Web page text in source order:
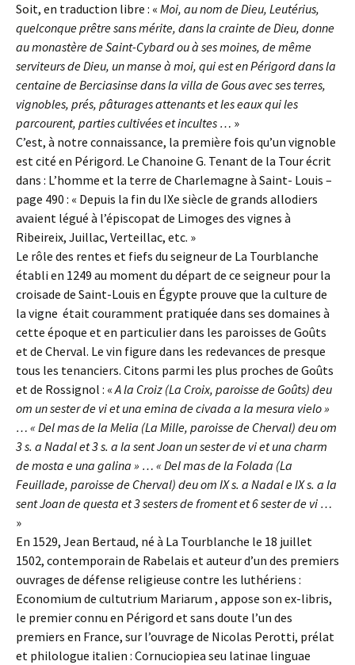
Soit, en traduction libre : « Moi, au nom de Dieu, Leutérius,
quelconque prêtre sans mérite, dans la crainte de Dieu, donne
au monastère de Saint-Cybard ou à ses moines, de même
serviteurs de Dieu, un manse à moi, qui est en Périgord dans la
centaine de Berciasinse dans la villa de Gous avec ses terres,
vignobles, prés, pâturages attenants et les eaux qui les
parcourent, parties cultivées et incultes … »
C’est, à notre connaissance, la première fois qu’un vignoble
est cité en Périgord. Le Chanoine G. Tenant de la Tour écrit
dans : L’homme et la terre de Charlemagne à Saint- Louis –
page 490 : « Depuis la fin du IXe siècle de grands allodiers
avaient légué à l’épiscopat de Limoges des vignes à
Ribeireix, Juillac, Verteillac, etc. »
Le rôle des rentes et fiefs du seigneur de La Tourblanche
établi en 1249 au moment du départ de ce seigneur pour la
croisade de Saint-Louis en Égypte prouve que la culture de
la vigne était couramment pratiquée dans ses domaines à
cette époque et en particulier dans les paroisses de Goûts
et de Cherval. Le vin figure dans les redevances de presque
tous les tenanciers. Citons parmi les plus proches de Goûts
et de Rossignol : «A la Croiz (La Croix, paroisse de Goûts) deu
om un sester de vi et una emina de civada a la mesura vielo »
… « Del mas de la Melia (La Mille, paroisse de Cherval) deu om
3 s. a Nadal et 3 s. a la sent Joan un sester de vi et una charm
de mosta e una galina » … « Del mas de la Folada (La
Feuillade, paroisse de Cherval) deu om IX s. a Nadal e IX s. a la
sent Joan de questa et 3 sesters de froment et 6 sester de vi …
»
En 1529, Jean Bertaud, né à La Tourblanche le 18 juillet
1502, contemporain de Rabelais et auteur d’un des premiers
ouvrages de défense religieuse contre les luthériens :
Economium de cultutrium Mariarum , appose son ex-libris,
le premier connu en Périgord et sans doute l’un des
premiers en France, sur l’ouvrage de Nicolas Perotti, prélat
et philologue italien : Cornuciopiea seu latinae linguae